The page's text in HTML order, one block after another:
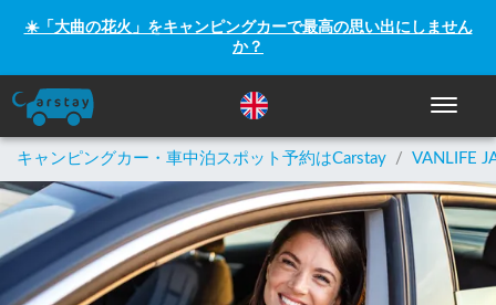
☀️「大曲の花火」をキャンピングカーで最高の思い出にしません
か？
ナビゲ
キャンピングカー・車中泊スポット予約はCarstay / VANLIFE